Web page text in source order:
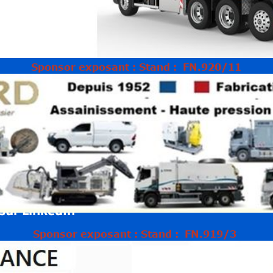
LinkedIn
Sponsor exposant : Stand : FN.920/11
Sponsor exposant : Stand : FN.919/3